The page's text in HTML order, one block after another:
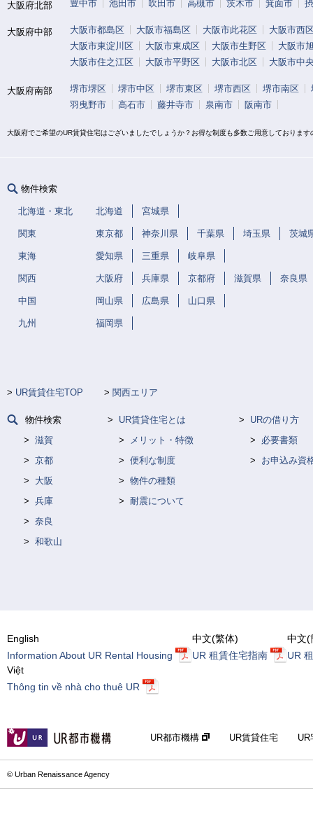
大阪府北部 豊中市 池田市 吹田市 高槻市 茨木市 箕面市
大阪府中部 大阪市都島区 大阪市福島区 大阪市此花区
大阪市西
大阪市東淀川区
大阪市東成区 大阪市生野区
大阪市
大阪市住之江区
大阪市平野区 大阪市北区 大阪市中
大阪府南部 堺市堺区 堺市中区 堺市東区 堺市西区 堺市南区
羽曳野市
高石市 藤井寺市 泉南市 阪南市
大阪府でご希望のUR賃貸住宅はございましたでしょうか？お得な制度も多数ご用意しておりま
物件検索
北海道・東北 北海道 宮城県
関東 東京都 神奈川県 千葉県 埼玉県 茨城
東海 愛知県 三重県 岐阜県
関西 大阪府 兵庫県 京都府 滋賀県 奈良県
中国 岡山県 広島県 山口県
九州 福岡県
UR賃貸住宅TOP 関西エリア
物件検索
滋賀
京都
大阪
兵庫
奈良
和歌山
UR賃貸住宅とは
メリット・特徴
便利な制度
物件の種類
耐震について
URの借り方
必要書類
お申込み資
English
Information About UR Rental Housing
中文(繁体)
UR 租賃住宅指南
中文(
UR
Việt
Thông tin về nhà cho thuê UR
UR都市機構 UR賃貸住宅
© Urban Renaissance Agency